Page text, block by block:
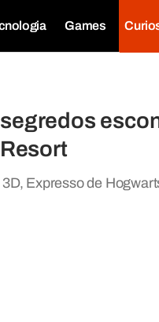
Games
Expresso de